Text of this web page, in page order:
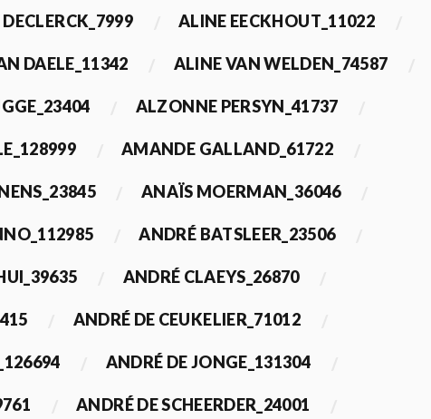
ALINE EECKHOUT_11022
DAELE_11342 ALINE VAN WELDEN_74587
ALZONNE PERSYN_41737
AMANDE GALLAND_61722
ANAÏS MOERMAN_36046
ANDRÉ BATSLEER_23506
ANDRÉ CLAEYS_26870
ANDRÉ DE CEUKELIER_71012
ANDRÉ DE JONGE_131304
ANDRÉ DE SCHEERDER_24001